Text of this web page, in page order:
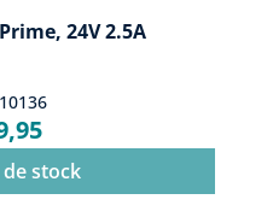
24V 2.5A
stock